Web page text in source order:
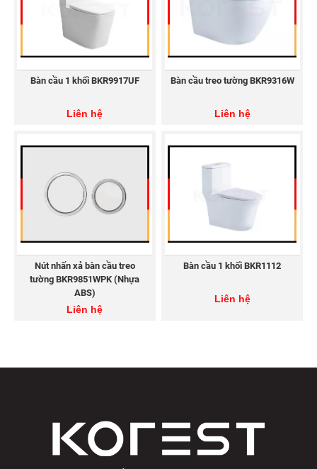
Bàn cầu 1 khối BKR9917UF
Liên hệ
Bàn cầu treo tường BKR9316W
Liên hệ
Nút nhấn xả bàn cầu treo
tường BKR9851WPK (Nhựa
ABS)
Liên hệ
Bàn cầu 1 khối BKR1112
Liên hệ